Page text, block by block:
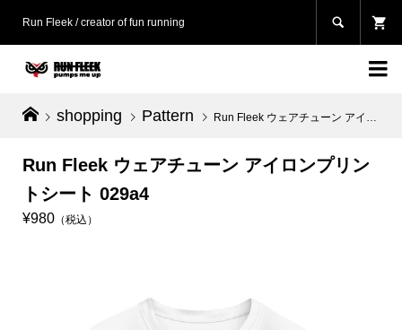
Run Fleek / creator of fun running 

shopping Pattern Run Fleek ウェアチューン アイロンプリントシート 029a4
Run Fleek ウェアチューン アイロンプリン
トシート 029a4
¥980（税込）